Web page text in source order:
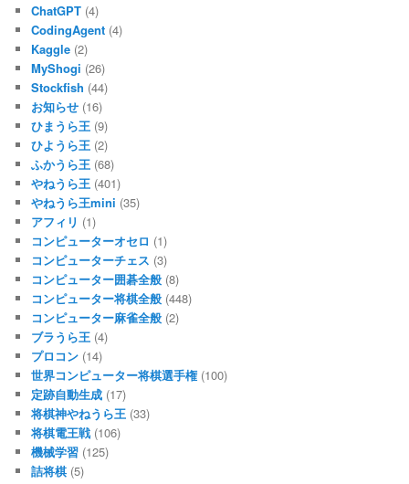
ChatGPT (4)
CodingAgent (4)
Kaggle (2)
MyShogi (26)
Stockfish (44)
お知らせ (16)
ひまうら王 (9)
ひようら王 (2)
ふかうら王 (68)
やねうら王 (401)
やねうら王mini (35)
アフィリ (1)
コンピューターオセロ (1)
コンピューターチェス (3)
コンピューター囲碁全般 (8)
コンピューター将棋全般 (448)
コンピューター麻雀全般 (2)
ブラうら王 (4)
プロコン (14)
世界コンピューター将棋選手権(100)
定跡自動生成 (17)
将棋神やねうら王 (33)
将棋電王戦 (106)
機械学習 (125)
詰将棋 (5)